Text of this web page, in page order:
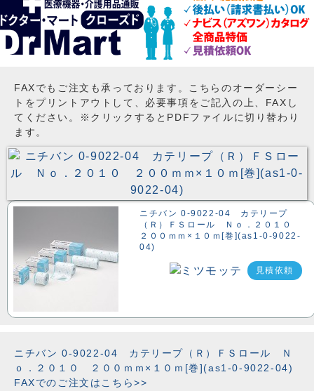
FAXでもご注文も承っております。こちらのオーダーシー
トをプリントアウトして、必要事項をご記入の上、FAXし
てください。※クリックするとPDFファイルに切り替わり
ます。
ニチバン 0-9022-04 カテリープ
（Ｒ）ＦＳロール Ｎｏ．２０１０
２００ｍｍ×１０ｍ[巻](as1-0-9022-
04)
見積依頼
ニチバン 0-9022-04 カテリープ（Ｒ）ＦＳロール Ｎ
ｏ．２０１０ ２００ｍｍ×１０ｍ[巻](as1-0-9022-04)
FAXでのご注文はこちら>>